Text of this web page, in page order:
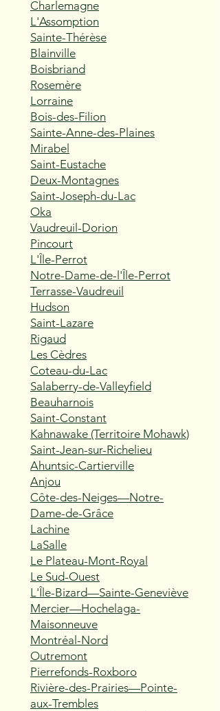
Charlemagne
L'Assomption
Sainte-Thérèse
Blainville
Boisbriand
Rosemère
Lorraine
Bois-des-Filion
Sainte-Anne-des-Plaines
Mirabel
Saint-Eustache
Deux-Montagnes
Saint-Joseph-du-Lac
Oka
Vaudreuil-Dorion
Pincourt
L'Île-Perrot
Notre-Dame-de-l'Île-Perrot
Terrasse-Vaudreuil
Hudson
Saint-Lazare
Rigaud
Les Cèdres
Coteau-du-Lac
Salaberry-de-Valleyfield
Beauharnois
Saint-Constant
Kahnawake (Territoire Mohawk)
Saint-Jean-sur-Richelieu
Ahuntsic-Cartierville
Anjou
Côte-des-Neiges—Notre-
Dame-de-Grâce
Lachine
LaSalle
Le Plateau-Mont-Royal
Le Sud-Ouest
L'Île-Bizard—Sainte-Geneviève
Mercier—Hochelaga-
Maisonneuve
Montréal-Nord
Outremont
Pierrefonds-Roxboro
Rivière-des-Prairies—Pointe-
aux-Trembles